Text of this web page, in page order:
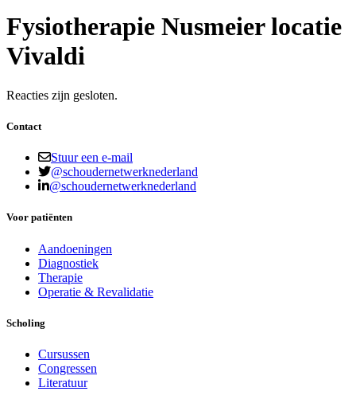
Fysiotherapie Nusmeier locatie
Vivaldi
Reacties zijn gesloten.
Contact
Stuur een e-mail
@schoudernetwerknederland
@schoudernetwerknederland
Voor patiënten
Aandoeningen
Diagnostiek
Therapie
Operatie & Revalidatie
Scholing
Cursussen
Congressen
Literatuur